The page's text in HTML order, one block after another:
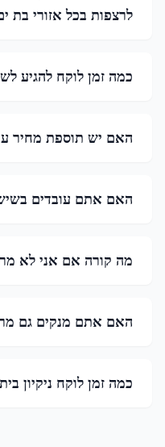
לרצפות בכל אזורי בת
כמה זמן לוקח להגיע
האם יש תוספת מחיר
האם אתם עובדים
מה קורה אם אני לא
האם אתם מנקים גם
כמה זמן לוקח ניקיון בית